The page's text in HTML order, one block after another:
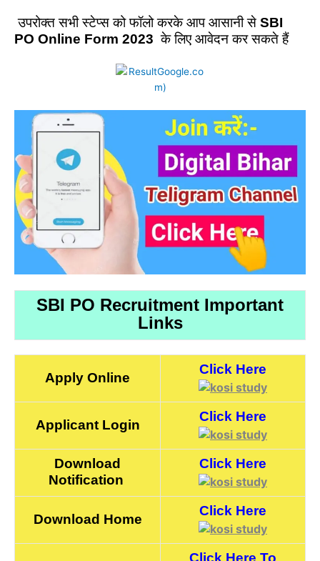
उपरोक्त सभी स्टेप्स को फॉलो करके आप आसानी से SBI
PO Online Form 2023 के लिए आवेदन कर सकते हैं
SBI PO Recruitment Important
Links
Apply Online
Click Here
Applicant Login
Click Here
Download
Notification
Click Here
Download Home
Click Here
Click Here To